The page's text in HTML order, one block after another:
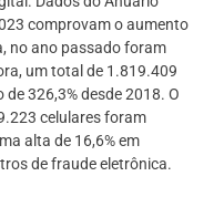
comprovam o aumento
no ano passado foram
um total de 1.819.409
326,3% desde 2018. O
celulares foram
alta de 16,6% em
de fraude eletrônica.